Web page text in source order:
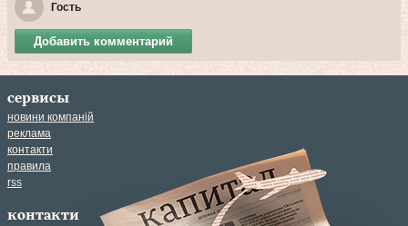
Гость
Добавить комментарий
сервисы
новини компаній
реклама
контакти
правила
rss
контакти